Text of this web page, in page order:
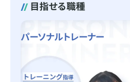
目指せる職種
パーソナルトレーナー